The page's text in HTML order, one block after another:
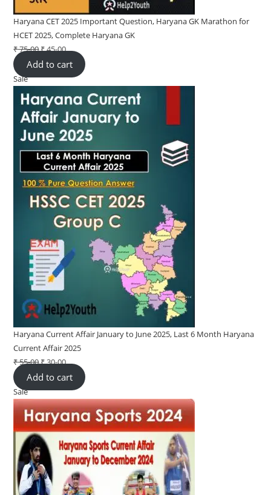
Haryana CET 2025 Important Question, Haryana GK Marathon for
HCET 2025, Complete Haryana GK
₹75-00Original
price
was:
₹ 75-
00.
₹45-00Current
price
is:
₹ 45-
00.
Add to cart
SaleProduct
on
sale
Haryana Current Affair January to June 2025, Last 6 Month Haryana
Current Affair 2025
₹55-00Original
price
was:
₹ 55-
00.
₹30-00Current
price
is:
₹ 30-
00.
Add to cart
SaleProduct
on
sale